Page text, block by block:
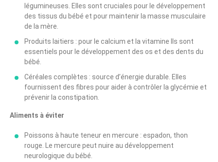
légumineuses. Elles sont cruciales pour le développement
des tissus du bébé et pour maintenir la masse musculaire
de la mère.
Produits laitiers : pour le calcium et la vitamine Ils sont
essentiels pour le développement des os et des dents du
bébé.
Céréales complètes : source d’énergie durable. Elles
fournissent des fibres pour aider à contrôler la glycémie et
prévenir la constipation.
Aliments à éviter
Poissons à haute teneur en mercure : espadon, thon
rouge. Le mercure peut nuire au développement
neurologique du bébé.